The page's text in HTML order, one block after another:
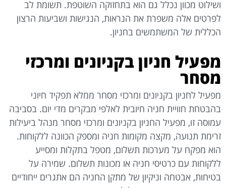
ושילוט מכוון נכלל גם הוא בתחזוקה השוטפת. תשומת לב
לפרטים אלה משפרת את הנראות, הנגישות ושביעות הרצון
הכללית של המשתמשים בחניון.
מפעיל חניון בקניונים ומרכזי
מסחר
מפעיל לחניון בקניונים ומרכזי מסחר ממלא תפקיד חיוני
בהבטחת חוויית חניה חיובית לאלפי מבקרים מדי יום. בסביבה
עמוסה זו, מפעיל החניון בקניונים ומרכזי מסחר מנהל ביעילות
זרימת תנועה, מקצה מקומות חניה ומספק הכוונה ללקוחות.
הוא מפקח על מערכות תשלום, מטפל בתקלות ומסייע
ללקוחות עם כרטיסי חניה או מכונות תשלום. שמירה על
בטיחות, אבטחה וניקיון של מתקן החניה הם אתגרים ייחודיים